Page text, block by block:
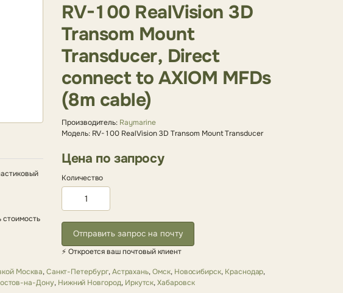
стоимость
RV-100 RealVision 3D
Transom Mount
Transducer, Direct
connect to AXIOM MFDs
(8m cable)
Производитель: Raymarine
Модель: RV-100 RealVision 3D Transom Mount Transducer
Цена по запросу
Количество
Отправить запрос на почту
⚡ Откроется ваш почтовый клиент
Москва,Санкт-Петербург,Астрахань,Омск, Новосибирск, Краснодар,
на-Дону, Нижний Новгород, Иркутск,Хабаровск